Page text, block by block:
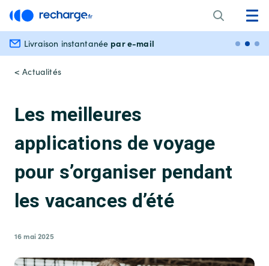
Livraison instantanée par e-mail
< Actualités
Les meilleures
applications de voyage
pour s’organiser pendant
les vacances d’été
16 mai 2025